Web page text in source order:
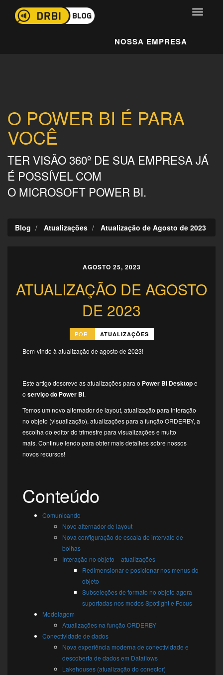
NOSSA EMPRESA
O POWER BI É PARA
VOCÊ
TER VISÃO 360º DE SUA EMPRESA JÁ
É POSSÍVEL COM
O MICROSOFT POWER BI.
Blog Atualizações Atualização de Agosto de 2023
AGOSTO 25, 2023
ATUALIZAÇÃO DE AGOSTO
DE 2023
POR ATUALIZAÇÕES
Bem-vindo à atualização de agosto de 2023!
Este artigo descreve as atualizações para o Power BI Desktope
o serviço do Power BI.
Temos um novo alternador de layout, atualização para interação
no objeto (visualização), atualizações para a função ORDERBY, a
escolha do editor do trimestre para visualizações e muito
mais. Continue lendo para obter mais detalhes sobre nossos
novos recursos!
Conteúdo
Comunicando
Novo alternador de layout
Nova configuração de escala de intervalo de
bolhas
Interação no objeto – atualizações
Redimensionar e posicionar nos menus do
objeto
Subseleções de formato no objeto agora
suportadas nos modos Spotlight e Focus
Modelagem
Atualizações na função ORDERBY
Conectividade de dados
Nova experiência moderna de conectividade e
descoberta de dados em Dataflows
Lakehouses (atualização do conector)